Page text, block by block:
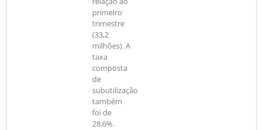
primeiro
trimestre
(33,2
milhões). A
taxa
composta
de
subutilização
também
foi de
28,6%.